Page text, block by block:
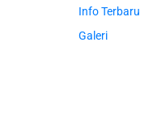
Info Terbaru
Galeri